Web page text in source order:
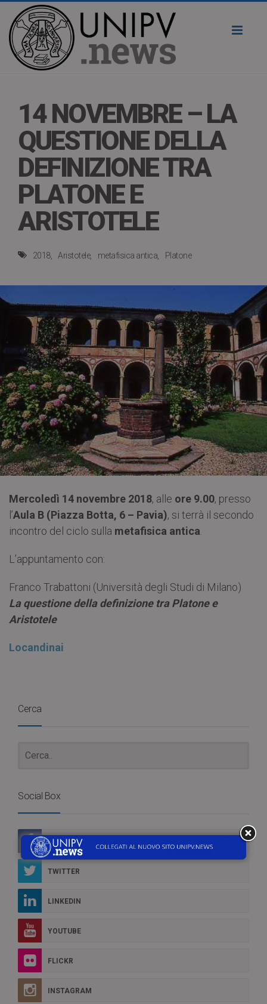
14 NOVEMBRE – LA
QUESTIONE DELLA
DEFINIZIONE TRA
PLATONE E
ARISTOTELE
2018 Aristotele metafisica antica Platone
Mercoledì 14 novembre 2018, alle ore 9.00, presso
l’Aula B (Piazza Botta, 6 – Pavia), si terrà il secondo
incontro del ciclo sulla metafisica antica
L’appuntamento con:
Franco Trabattoni (Università degli Studi di Milano)
La questione della definizione tra Platone e
Aristotele
Locandinai
Cerca
Social Box
FACEBOOK
TWITTER
LINKEDIN
YOUTUBE
FLICKR
INSTAGRAM